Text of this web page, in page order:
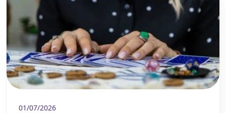
01/07/2026